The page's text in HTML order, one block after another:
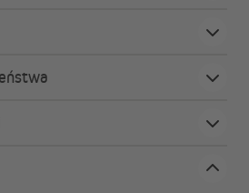
Curve 2000
Curve 2000 łączy
wymagania estetyczne, jak i